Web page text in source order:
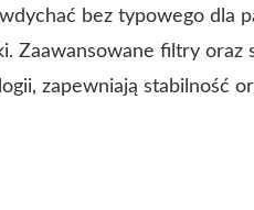
bez typowego dla
Zaawansowane filtry oraz
zapewniają stabilność